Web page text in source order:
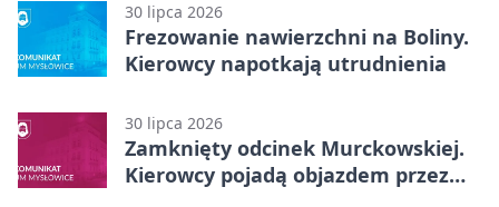
30 lipca 2026
Frezowanie nawierzchni na Boliny.
Kierowcy napotkają utrudnienia
30 lipca 2026
Zamknięty odcinek Murckowskiej.
Kierowcy pojadą objazdem przez